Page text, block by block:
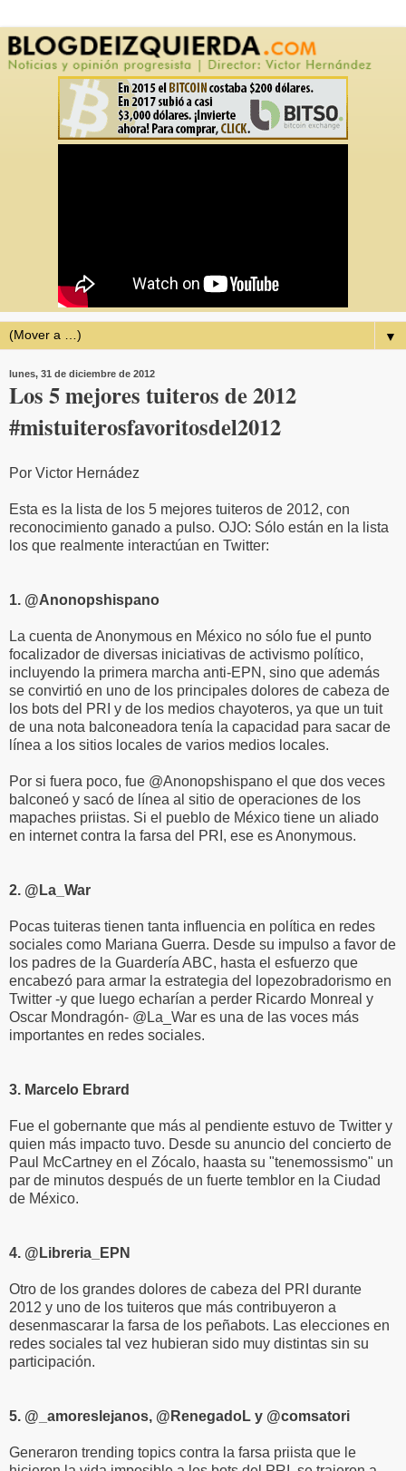
▼
lunes, 31 de diciembre de 2012
Los 5 mejores tuiteros de 2012
#mistuiterosfavoritosdel2012
Por Victor Hernádez
Esta es la lista de los 5 mejores tuiteros de 2012, con
reconocimiento ganado a pulso. OJO: Sólo están en la lista
los que realmente interactúan en Twitter:
1. @Anonopshispano
La cuenta de Anonymous en México no sólo fue el punto
focalizador de diversas iniciativas de activismo político,
incluyendo la primera marcha anti-EPN, sino que además
se convirtió en uno de los principales dolores de cabeza de
los bots del PRI y de los medios chayoteros, ya que un tuit
de una nota balconeadora tenía la capacidad para sacar de
línea a los sitios locales de varios medios locales.
Por si fuera poco, fue @Anonopshispano el que dos veces
balconeó y sacó de línea al sitio de operaciones de los
mapaches priistas. Si el pueblo de México tiene un aliado
en internet contra la farsa del PRI, ese es Anonymous.
2. @La_War
Pocas tuiteras tienen tanta influencia en política en redes
sociales como Mariana Guerra. Desde su impulso a favor de
los padres de la Guardería ABC, hasta el esfuerzo que
encabezó para armar la estrategia del lopezobradorismo en
Twitter -y que luego echarían a perder Ricardo Monreal y
Oscar Mondragón- @La_War es una de las voces más
importantes en redes sociales.
3. Marcelo Ebrard
Fue el gobernante que más al pendiente estuvo de Twitter y
quien más impacto tuvo. Desde su anuncio del concierto de
Paul McCartney en el Zócalo, haasta su "tenemossismo" un
par de minutos después de un fuerte temblor en la Ciudad
de México.
4. @Libreria_EPN
Otro de los grandes dolores de cabeza del PRI durante
2012 y uno de los tuiteros que más contribuyeron a
desenmascarar la farsa de los peñabots. Las elecciones en
redes sociales tal vez hubieran sido muy distintas sin su
participación.
5. @_amoreslejanos, @RenegadoL y @comsatori
Generaron trending topics contra la farsa priista que le